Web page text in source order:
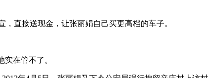
直接送现金，让张丽娟自己买更高档的车子。
在管不了。